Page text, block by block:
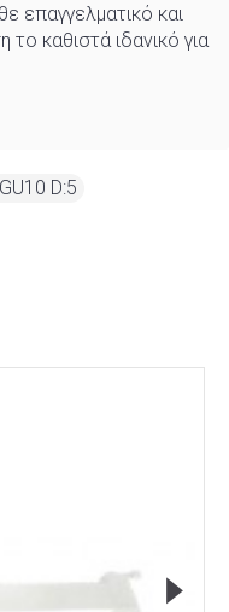
επαγγελματικό και
καθιστά ιδανικό για
D:5